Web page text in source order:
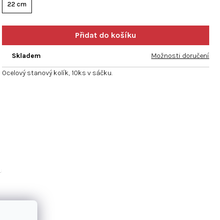
Ocelový stanový kolík, 10ks v sáčku.
22 cm
Skladem Možnosti doručení